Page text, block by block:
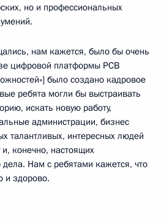
но и профессиональных
нам кажется, было бы очень
цифровой платформы РСВ
было создано кадровое
ребята могли бы выстраивать
искать новую работу,
администрации, бизнес
талантливых, интересных людей
конечно, настоящих
дела. Нам с ребятами кажется, что
и здорово.